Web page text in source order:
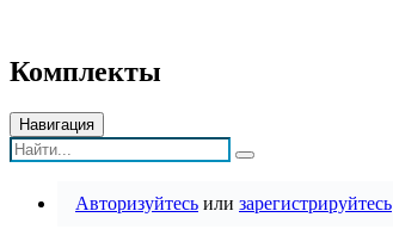
Комплекты
Навигация
Авторизуйтесь или зарегистрируйтесь